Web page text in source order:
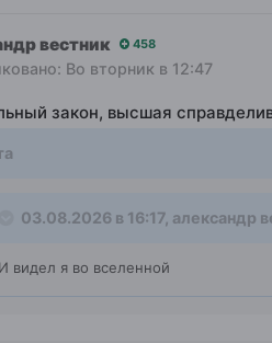
вестник 458
Во вторник в 12:47
закон, высшая
03.08.2026 в 16:17, александр
И видел я во вселенной